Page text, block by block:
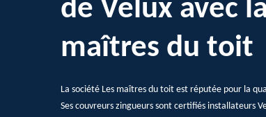
de Velux avec
maîtres du toit
La société Les maîtres du toit est réputée pour la
Ses couvreurs zingueurs sont certifiés installateurs